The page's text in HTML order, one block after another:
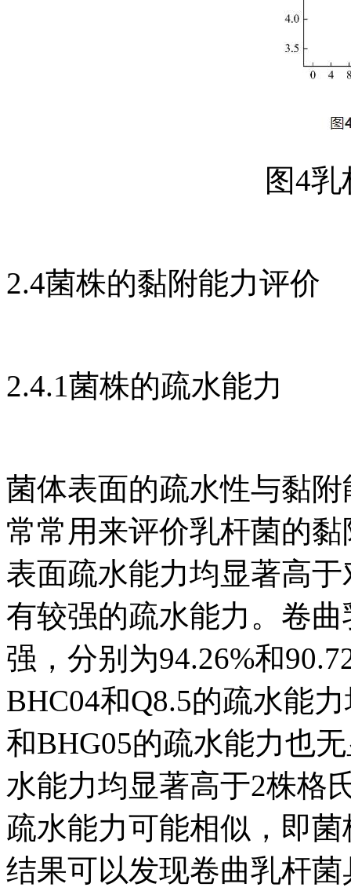
图4
2.4菌株的黏附能力评价
2.4.1菌株的疏水能力
菌体表面的疏水性与黏
常常用来评价乳杆菌的
表面疏水能力均显著高
有较强的疏水能力。卷
强，分别为94.26%和
BHC04和Q8.5的疏水能
和BHG05的疏水能力也
水能力均显著高于2株格
疏水能力可能相似，即
结果可以发现卷曲乳杆